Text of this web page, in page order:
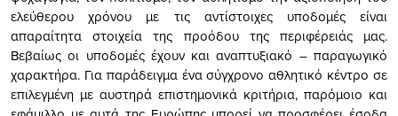
ελεύθερου χρόνου με τις αντίστοιχες υποδομές είναι
απαραίτητα στοιχεία της προόδου της περιφέρειάς μας.
Βεβαίως οι υποδομές έχουν και αναπτυξιακό – παραγωγικό
χαρακτήρα. Για παράδειγμα ένα σύγχρονο αθλητικό κέντρο σε
επιλεγμένη με αυστηρά επιστημονικά κριτήρια, παρόμοιο και